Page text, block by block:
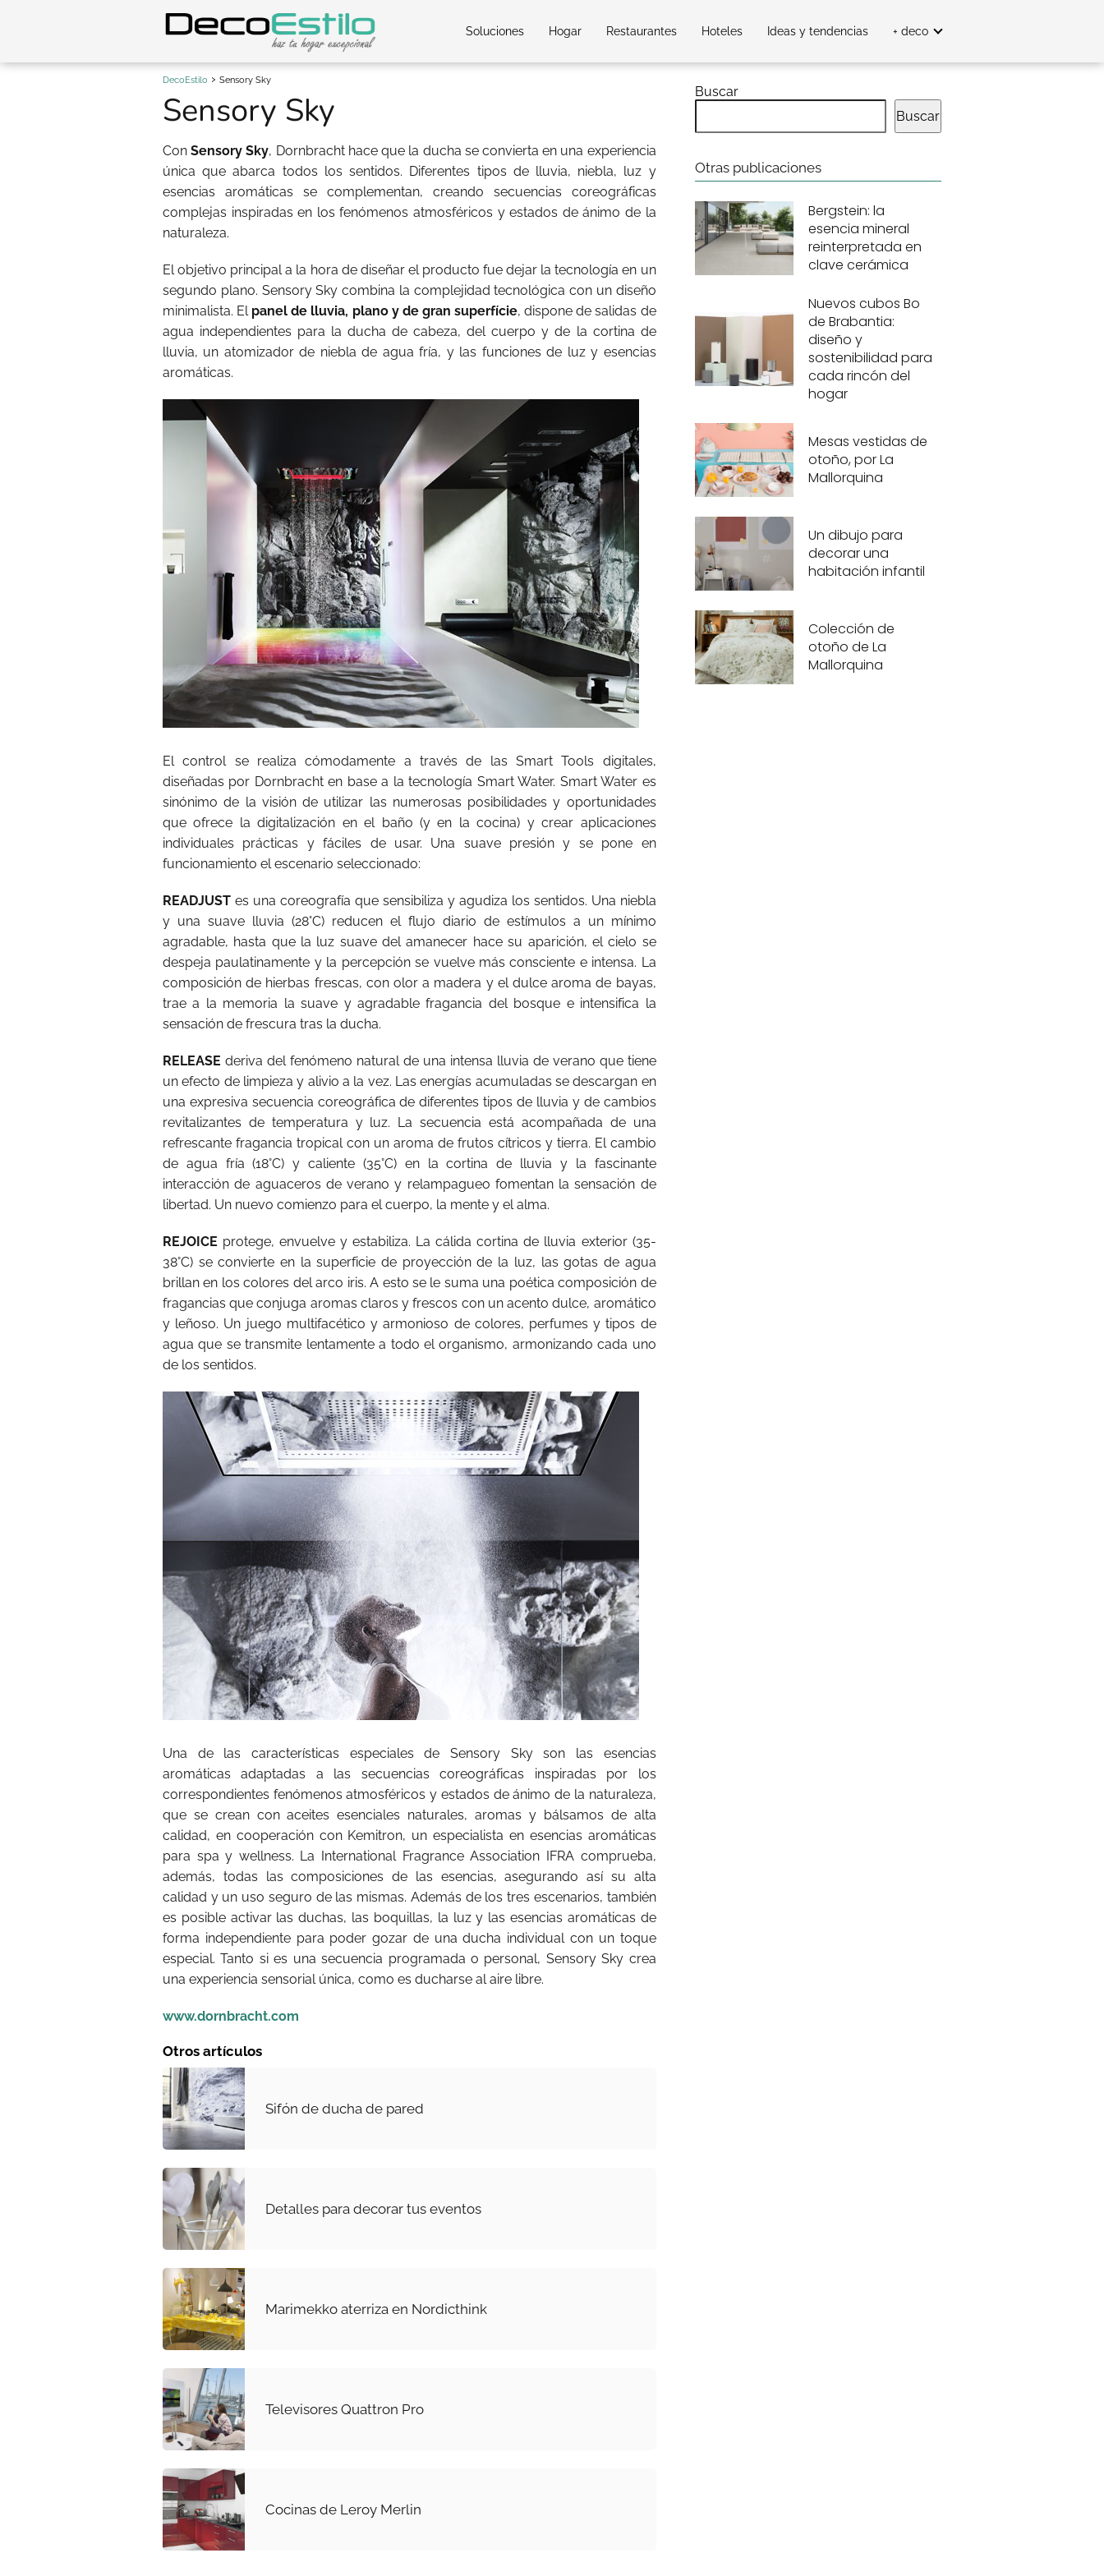
Soluciones Hogar Restaurantes Hoteles Ideas y tendencias + deco
DecoEstilo Sensory Sky
Sensory Sky
ConSensory Sky, Dornbracht hace que la ducha se convierta en una experiencia
única que abarca todos los sentidos. Diferentes tipos de lluvia, niebla, luz y
esencias aromáticas se complementan, creando secuencias coreográficas
complejas inspiradas en los fenómenos atmosféricos y estados de ánimo de la
naturaleza.
El objetivo principal a la hora de diseñar el producto fue dejar la tecnología en un
segundo plano. Sensory Sky combina la complejidad tecnológica con un diseño
minimalista. El panel de lluvia, plano y de gran superfície, dispone de salidas de
agua independientes para la ducha de cabeza, del cuerpo y de la cortina de
lluvia, un atomizador de niebla de agua fría, y las funciones de luz y esencias
aromáticas.
El control se realiza cómodamente a través de las Smart Tools digitales,
diseñadas por Dornbracht en base a la tecnología Smart Water. Smart Water es
sinónimo de la visión de utilizar las numerosas posibilidades y oportunidades
que ofrece la digitalización en el baño (y en la cocina) y crear aplicaciones
individuales prácticas y fáciles de usar. Una suave presión y se pone en
funcionamiento el escenario seleccionado:
READJUST es una coreografía que sensibiliza y agudiza los sentidos. Una niebla
y una suave lluvia (28°C) reducen el flujo diario de estímulos a un mínimo
agradable, hasta que la luz suave del amanecer hace su aparición, el cielo se
despeja paulatinamente y la percepción se vuelve más consciente e intensa. La
composición de hierbas frescas, con olor a madera y el dulce aroma de bayas,
trae a la memoria la suave y agradable fragancia del bosque e intensifica la
sensación de frescura tras la ducha.
RELEASE deriva del fenómeno natural de una intensa lluvia de verano que tiene
un efecto de limpieza y alivio a la vez. Las energías acumuladas se descargan en
una expresiva secuencia coreográfica de diferentes tipos de lluvia y de cambios
revitalizantes de temperatura y luz. La secuencia está acompañada de una
refrescante fragancia tropical con un aroma de frutos cítricos y tierra. El cambio
de agua fría (18°C) y caliente (35°C) en la cortina de lluvia y la fascinante
interacción de aguaceros de verano y relampagueo fomentan la sensación de
libertad. Un nuevo comienzo para el cuerpo, la mente y el alma.
REJOICE protege, envuelve y estabiliza. La cálida cortina de lluvia exterior (35-
38°C) se convierte en la superficie de proyección de la luz, las gotas de agua
brillan en los colores del arco iris. A esto se le suma una poética composición de
fragancias que conjuga aromas claros y frescos con un acento dulce, aromático
y leñoso. Un juego multifacético y armonioso de colores, perfumes y tipos de
agua que se transmite lentamente a todo el organismo, armonizando cada uno
de los sentidos.
Una de las características especiales de Sensory Sky son las esencias
aromáticas adaptadas a las secuencias coreográficas inspiradas por los
correspondientes fenómenos atmosféricos y estados de ánimo de la naturaleza,
que se crean con aceites esenciales naturales, aromas y bálsamos de alta
calidad, en cooperación con Kemitron, un especialista en esencias aromáticas
para spa y wellness. La International Fragrance Association IFRA comprueba,
además, todas las composiciones de las esencias, asegurando así su alta
calidad y un uso seguro de las mismas. Además de los tres escenarios, también
es posible activar las duchas, las boquillas, la luz y las esencias aromáticas de
forma independiente para poder gozar de una ducha individual con un toque
especial. Tanto si es una secuencia programada o personal, Sensory Sky crea
una experiencia sensorial única, como es ducharse al aire libre.
www.dornbracht.com
Otros artículos
Sifón de ducha de pared
Detalles para decorar tus eventos
Marimekko aterriza en Nordicthink
Televisores Quattron Pro
Cocinas de Leroy Merlin
Buscar
Buscar
Otras publicaciones
Bergstein: la
esencia mineral
reinterpretada en
clave cerámica
Nuevos cubos Bo
de Brabantia:
diseño y
sostenibilidad para
cada rincón del
hogar
Mesas vestidas de
otoño, por La
Mallorquina
Un dibujo para
decorar una
habitación infantil
Colección de
otoño de La
Mallorquina